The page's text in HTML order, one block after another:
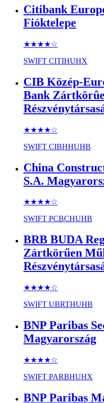
Citibank
Fióktelepe
★★★★☆
SWIFT CITIHUHX
CIB Közép-
Bank
★★★★☆
SWIFT CIBHHUHB
China
S.A.
★★★★☆
SWIFT PCBCHUHB
BRB BUDA
Zártkörűen
★★★★☆
SWIFT UBRTHUHB
BNP Paribas
Magyarország
★★★★☆
SWIFT PARBHUHX
BNP Paribas